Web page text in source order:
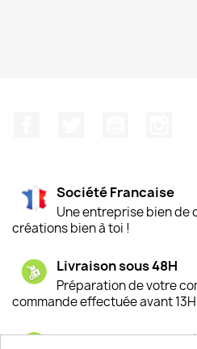
Société Francaise
Une entreprise bien de
créations bien à toi !
Livraison sous 48H
Préparation de votre
commande effectuée avant 13H
Satisfaction de nos